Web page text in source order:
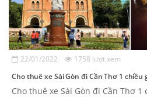
22/01/2022 1758 lượt xem
Cho thuê xe Sài Gòn đi Cần Thơ 1 chiều
Cho thuê xe Sài Gòn đi Cần Thơ